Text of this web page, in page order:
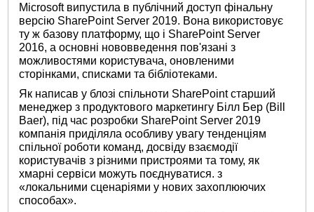
Microsoft випустила в публічний доступ фінальну
версію SharePoint Server 2019. Вона використовує
ту ж базову платформу, що і SharePoint Server
2016, а основні нововведення пов'язані з
можливостями користувача, оновленими
сторінками, списками та бібліотеками.
Як написав у блозі спільноти SharePoint старший
менеджер з продуктового маркетингу Білл Бер (Bill
Baer), під час розробки SharePoint Server 2019
компанія приділяла особливу увагу тенденціям
спільної роботи команд, досвіду взаємодії
користувачів з різними пристроями та тому, як
хмарні сервіси можуть поєднуватися. з
«локальними сценаріями у нових захоплюючих
способах».